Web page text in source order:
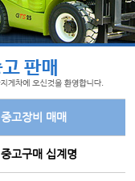
중고장비 매매
중고구매 십계명